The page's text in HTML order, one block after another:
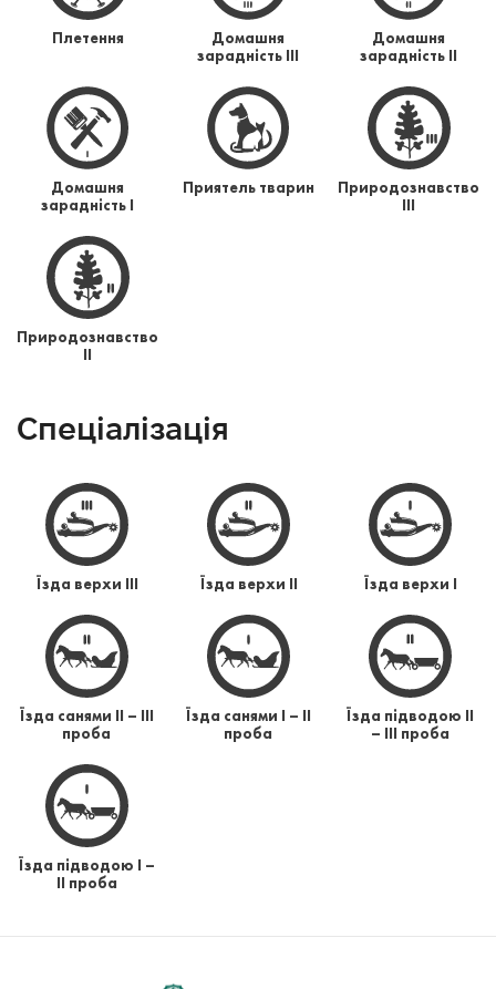
Плетення
Домашня
зарадність ІІІ
Домашня
зарадність ІІ
Домашня
зарадність І
Приятель тварин
Природознавство
ІІІ
Природознавство
ІІ
Спеціалізація
Їзда верхи ІІІ Їзда верхи ІІ Їзда верхи І
Їзда санями II – ІІІ
проба
Їзда санями I – ІІ
проба
Їзда підводою II
– ІІІ проба
Їзда підводою I –
ІІ проба